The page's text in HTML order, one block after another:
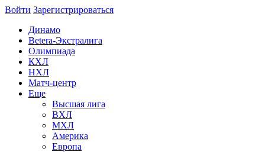
Войти Зарегиcтрироваться
Динамо
Betera-Экстралига
Олимпиада
КХЛ
НХЛ
Матч-центр
Еще
Высшая лига
ВХЛ
МХЛ
Америка
Европа